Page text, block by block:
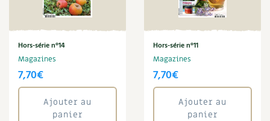
Tous au jardin ! avec Pascal
Hors-série n°14
Magazines
7,70€
Ajouter au
panier
Hors-série n°11
Magazines
7,70€
Ajouter au
panier